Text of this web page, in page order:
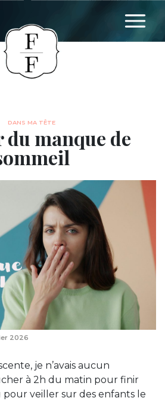
DANS MA TÊTE
du manque de
2026
je n’avais aucun
à 2h du matin pour finir
pour veiller sur des enfants le